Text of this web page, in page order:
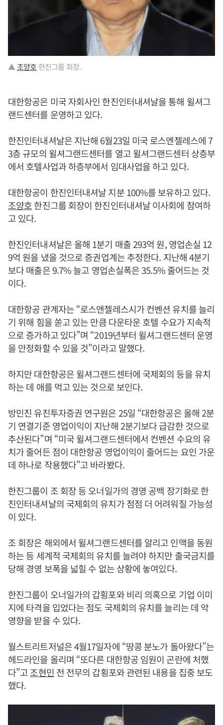
▲조양호 한진그룹 회장.
대한항공은 미국 자회사인 한진인터내셔날을 통해 윌셔그
랜드센터를 운영하고 있다.
한진인터내셔날은 지난해 6월23일 미국 로스엔젤레스에 7
3층 규모의 윌셔그랜드센터를 열고 윌셔그랜드센터 상층부
에서 호텔사업과 하층부에서 임대사업을 하고 있다.
대한항공이 한진인터내셔날 지분 100%를 보유하고 있다.
조양호한진그룹 회장이 한진인터내셔날 이사회에 참여하
고 있다.
한진인터내셔날은 올해 1분기 매출 293억 원, 영업손실 12
9억 원을 냈을 것으로 증권업계는 추정한다. 지난해 4분기
보다 매출은 9.7% 늘고 영업손실폭은 35.5% 줄어드는 것
이다.
대한항공 관계자는 “로스앤젤레스시가 컨벤션 유치를 늘리
기 위해 힘을 쏟고 있는 만큼 다운타운 호텔 수요가 지속적
으로 증가하고 있다”며 “2019년부터 윌셔그랜드센터 운영
을 안정화할 수 있을 것”이라고 말했다.
하지만 대한항공은 윌셔그랜드센터에 국제회의 등을 유치
하는 데 애를 먹고 있는 것으로 보인다.
방민진 유진투자증권 연구원은 25일 “대한항공은 올해 2분
기 연결기준 영업이익이 지난해 2분기보다 급감한 것으로
추산된다”며 “미국 윌셔그랜드센터에서 컨벤션 수요의 유
치가 줄어든 점이 대한항공 영업이익이 줄어드는 요인 가운
데 하나로 작용했다”고 바라봤다.
한진그룹이 조 회장 등 오너일가의 경영 공백 장기화로 한
진인터내셔날의 국제회의 유치가 점점 더 어려워질 가능성
이 있다.
조 회장은 해외에서 윌셔그랜드센터를 알리고 인맥을 동원
하는 등 세계적 국제회의 유치를 늘려야 하지만 출국금지를
당해 경영 보폭을 넓힐 수 없는 상황에 놓여있다.
한진그룹이 오너일가의 갑횡포와 비리 의혹으로 기업 이미
지에 타격을 입었다는 점도 국제회의 유치를 늘리는 데 악
영향을 받을 수 있다.
월스트리트저널은 4월17일자에 “땅콩 분노가 돌아왔다”는
헤드라인을 올리며 “또다른 대한항공 임원이 곤란에 처했
다”고조현민 전 전무의 갑횡포와 관련된 내용을 집중 보도
했다.